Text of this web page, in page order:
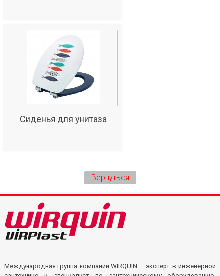
Сиденья для унитаза
Вернуться
Международная группа компаний WIRQUIN – эксперт в инженерной